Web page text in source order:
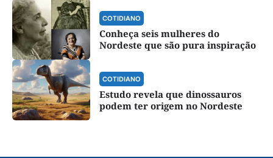
COTIDIANO
Conheça seis mulheres do
Nordeste que são pura inspiração
COTIDIANO
Estudo revela que dinossauros
podem ter origem no Nordeste